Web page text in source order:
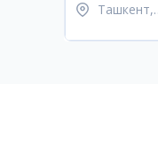
Ташкент,